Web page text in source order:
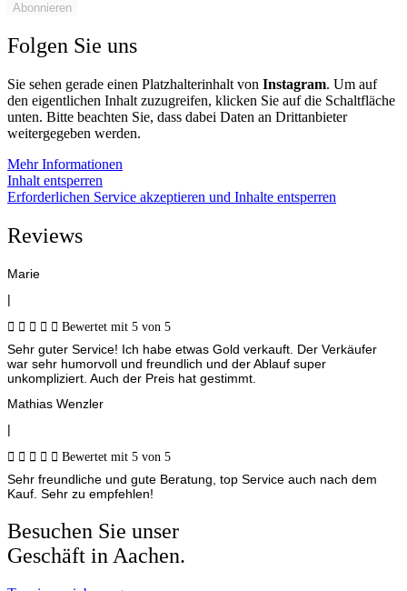
Abonnieren
Folgen Sie uns
Sie sehen gerade einen Platzhalterinhalt von Instagram. Um auf
den eigentlichen Inhalt zuzugreifen, klicken Sie auf die Schaltfläche
unten. Bitte beachten Sie, dass dabei Daten an Drittanbieter
weitergegeben werden.
Mehr Informationen
Inhalt entsperren
Erforderlichen Service akzeptieren und Inhalte entsperren
Reviews
Marie
|
     Bewertet mit 5 von 5
Sehr guter Service! Ich habe etwas Gold verkauft. Der Verkäufer
war sehr humorvoll und freundlich und der Ablauf super
unkompliziert. Auch der Preis hat gestimmt.
Mathias Wenzler
|
     Bewertet mit 5 von 5
Sehr freundliche und gute Beratung, top Service auch nach dem
Kauf. Sehr zu empfehlen!
Besuchen Sie unser
Geschäft in Aachen.